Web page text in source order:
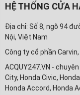
HỆ THỐNG CỬA
Địa chỉ: Số 8, ngõ 94
Nội, Việt Nam
Công ty cổ phần
ACQUY247.VN -
City, Honda Civic,
Honda Accord, Honda